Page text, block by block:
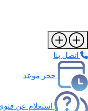
اتصل بنا
حجز موعد
استعلام عن